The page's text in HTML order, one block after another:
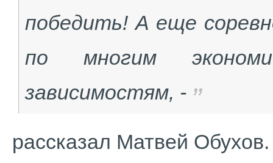
победить! А еще
по многим
зависимостям, -
рассказал Матвей